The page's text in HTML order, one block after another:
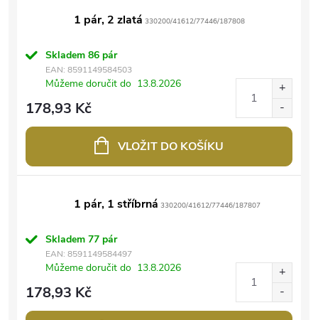
1 pár, 2 zlatá 330200/41612/77446/187808
Skladem 86 pár
EAN: 8591149584503
Můžeme doručit do 13.8.2026
178,93 Kč
VLOŽIT DO KOŠÍKU
1 pár, 1 stříbrná 330200/41612/77446/187807
Skladem 77 pár
EAN: 8591149584497
Můžeme doručit do 13.8.2026
178,93 Kč